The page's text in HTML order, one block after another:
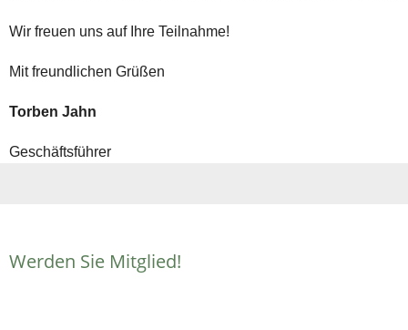
Wir freuen uns auf Ihre Teilnahme!
Mit freundlichen Grüßen
Torben Jahn
Geschäftsführer
Werden Sie Mitglied!